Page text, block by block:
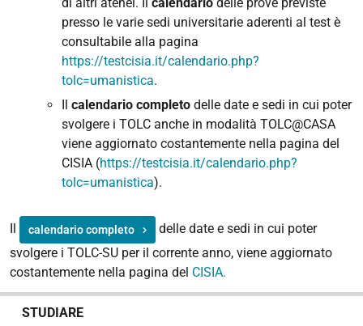
presso le varie sedi universitarie aderenti al test è
consultabile alla pagina
https://testcisia.it/calendario.php?
tolc=umanistica.
Il calendario completo delle date e sedi in cui poter
svolgere i TOLC anche in modalità TOLC@CASA
viene aggiornato costantemente nella pagina del
CISIA (https://testcisia.it/calendario.php?
tolc=umanistica).
Il calendario completo
delle date e sedi in cui poter
svolgere i TOLC-SU per il corrente anno, viene aggiornato
costantemente nella pagina del CISIA.
STUDIARE